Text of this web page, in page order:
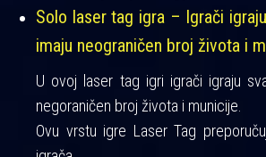
Solo laser tag igra – Igrači
imaju neograničen broj života i
U ovoj laser tag igri igrači igraju
negoraničen broj života i municije.
Ovu vrstu igre Laser Tag